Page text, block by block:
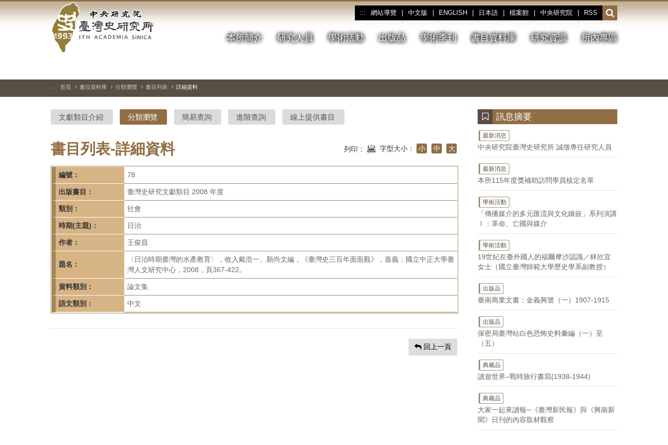
到
中
央
研
院-
臺
灣
史
研
究
所-
首
頁
::: 網站導覽 中文版 ENGLISH 日本語 檔案館 中央研究院 RSS
開
啟
或
收
本所簡介 研究人員 學術活動 出版品 學術季刊 書目資料庫 研究資源 所內專區
停、
圖
圖
結
::: 首頁 書目資料庫 分類瀏覽 書目列表 詳細資料
文獻類目介紹 分類瀏覽 簡易查詢 進階查詢 線上提供書目
書目列表-詳細資料 列印： 字型大小： 小 中 大
編號： 78
出版書目： 臺灣史研究文獻類目 2008 年度
類別： 社會
時期(主題)： 日治
作者： 王俊昌
題名：
〈日治時期臺灣的水產教育〉，收入戴浩一、顏尚文編，《臺灣史三百年面面觀》，嘉義：國立中正大學臺
灣人文研究中心，2008，頁367-422。
資料類別： 論文集
語文類別： 中文
回上一頁
訊息摘要
最新消息
中央研究院臺灣史研究所 誠徵專任研究人員
最新消息
本所115年度獎補助訪問學員核定名單
學術活動
「傳播媒介的多元匯流與文化鑲嵌」系列演講
Ⅰ：革命、亡國與媒介
學術活動
19世紀在臺外國人的福爾摩沙認識／林欣宜
女士（國立臺灣師範大學歷史學系副教授）
出版品
臺南商業文書：金義興號（一）1907-1915
出版品
保密局臺灣站白色恐怖史料彙編（一）至
（五）
典藏品
讀遊世界–戰時旅行書寫(1938-1944)
典藏品
大家一起來讀報─《臺灣新民報》與《興南新
聞》日刊的內容取材觀察